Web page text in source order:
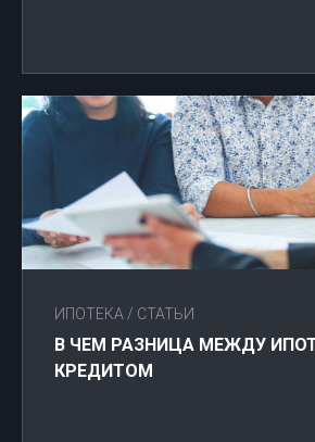
ИПОТЕКА / СТАТЬИ
В ЧЕМ РАЗНИЦА МЕЖДУ
КРЕДИТОМ